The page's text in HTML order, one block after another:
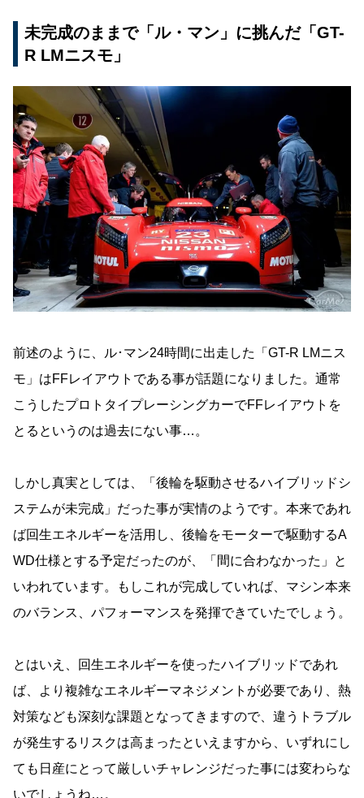
未完成のままで「ル・マン」に挑んだ「GT-
R LMニスモ」
前述のように、ル･マン24時間に出走した「GT-R LMニス
モ」はFFレイアウトである事が話題になりました。通常
こうしたプロトタイプレーシングカーでFFレイアウトを
とるというのは過去にない事…。
しかし真実としては、「後輪を駆動させるハイブリッドシ
ステムが未完成」だった事が実情のようです。本来であれ
ば回生エネルギーを活用し、後輪をモーターで駆動するA
WD仕様とする予定だったのが、「間に合わなかった」と
いわれています。もしこれが完成していれば、マシン本来
のバランス、パフォーマンスを発揮できていたでしょう。
とはいえ、回生エネルギーを使ったハイブリッドであれ
ば、より複雑なエネルギーマネジメントが必要であり、熱
対策なども深刻な課題となってきますので、違うトラブル
が発生するリスクは高まったといえますから、いずれにし
ても日産にとって厳しいチャレンジだった事には変わらな
いでしょうね…。